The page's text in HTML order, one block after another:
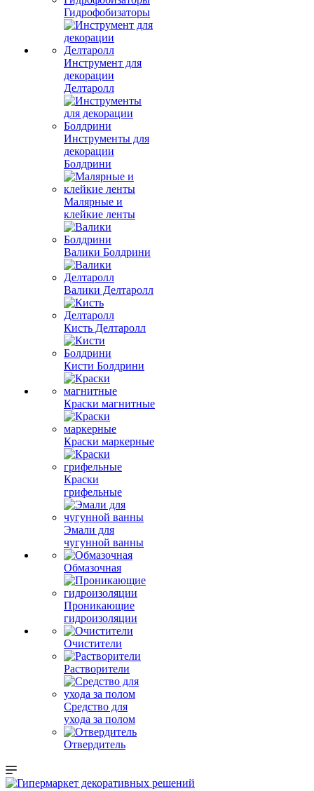
Гидрофобизаторы
Инструмент для
декорации
Делтаролл
Инструменты для
декорации
Болдрини
Малярные и
клейкие ленты
Валики Болдрини
Валики Делтаролл
Кисть Делтаролл
Кисти Болдрини
Краски магнитные
Краски маркерные
Краски
грифельные
Эмали для
чугунной ванны
Обмазочная
Проникающие
гидроизоляции
Очистители
Растворители
Средство для
ухода за полом
Отвердитель